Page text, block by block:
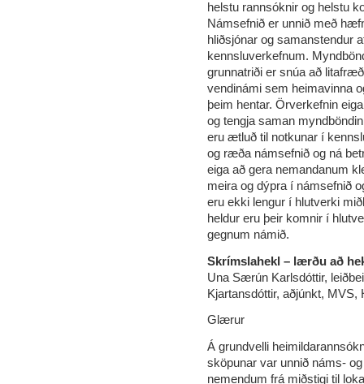
helstu rannsóknir og helstu
Námsefnið er unnið með
hliðsjónar og samanstendur
kennsluverkefnum.
grunnatriði er snúa að
vendinámi sem heimavinna
þeim hentar. Örverkefnin
og tengja saman
eru ætluð til notkunar í
og ræða námsefnið og ná
eiga að gera nemandanum
meira og dýpra í námsefnið
eru ekki lengur í hlutverki
heldur eru þeir komnir í
gegnum námið.
Skrímslahekl – lærðu að
Una Særún Karlsdóttir,
Kjartansdóttir, aðjúnkt, MVS,
Glærur
Á grundvelli
sköpunar var unnið náms-
nemendum frá miðstigi til